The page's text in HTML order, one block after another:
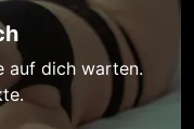
auf dich warten.